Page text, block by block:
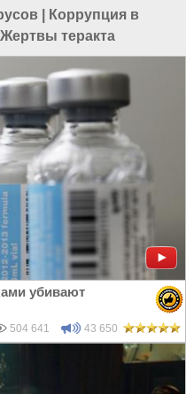
Коррупция в
Жертвы теракта
убивают
504 641 43 650